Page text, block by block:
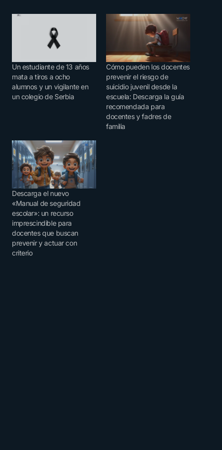
Un estudiante de 13 años
mata a tiros a ocho
alumnos y un vigilante en
un colegio de Serbia
Cómo pueden los docentes
prevenir el riesgo de
suicidio juvenil desde la
escuela: Descarga la guía
recomendada para
docentes y fadres de
familia
Descarga el nuevo
«Manual de seguridad
escolar»: un recurso
imprescindible para
docentes que buscan
prevenir y actuar con
criterio